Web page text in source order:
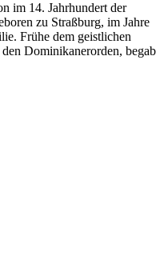
im 14. Jahrhundert der
zu Straßburg, im Jahre
Frühe dem geistlichen
Dominikanerorden, begab